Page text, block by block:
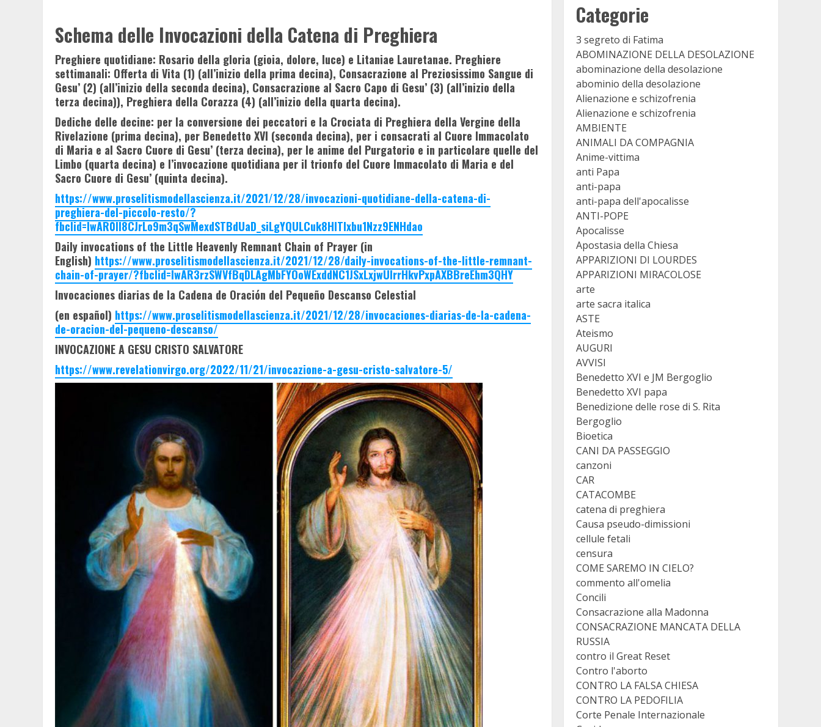
Schema delle Invocazioni della Catena di Preghiera
Preghiere quotidiane: Rosario della gloria (gioia, dolore, luce) e Litaniae Lauretanae. Preghiere
settimanali: Offerta di Vita (1) (all’inizio della prima decina), Consacrazione al Preziosissimo Sangue di
Gesu’ (2) (all’inizio della seconda decina), Consacrazione al Sacro Capo di Gesu’ (3) (all’inizio della
terza decina)), Preghiera della Corazza (4) (all’inizio della quarta decina).
Dediche delle decine: per la conversione dei peccatori e la Crociata di Preghiera della Vergine della
Rivelazione (prima decina), per Benedetto XVI (seconda decina), per i consacrati al Cuore Immacolato
di Maria e al Sacro Cuore di Gesu’ (terza decina), per le anime del Purgatorio e in particolare quelle del
Limbo (quarta decina) e l’invocazione quotidiana per il trionfo del Cuore Immacolato di Maria e del
Sacro Cuore di Gesu’ (quinta decina).
https://www.proselitismodellascienza.it/2021/12/28/invocazioni-quotidiane-della-catena-di-
preghiera-del-piccolo-resto/?
fbclid=IwAR0II8CJrLo9m3qSwMexdSTBdUaD_siLgYQULCuk8HITlxbu1Nzz9ENHdao
Daily invocations of the Little Heavenly Remnant Chain of Prayer (in
English) https://www.proselitismodellascienza.it/2021/12/28/daily-invocations-of-the-little-remnant-
chain-of-prayer/?fbclid=IwAR3rzSWVfBqDLAgMbFYOoWExddNC1JSxLxjwUlrrHkvPxpAXBBreEhm3QHY
Invocaciones diarias de la Cadena de Oración del Pequeño Descanso Celestial
(en español) https://www.proselitismodellascienza.it/2021/12/28/invocaciones-diarias-de-la-cadena-
de-oracion-del-pequeno-descanso/
INVOCAZIONE A GESU CRISTO SALVATORE
https://www.revelationvirgo.org/2022/11/21/invocazione-a-gesu-cristo-salvatore-5/
Categorie
3 segreto di Fatima
ABOMINAZIONE DELLA DESOLAZIONE
abominazione della desolazione
abominio della desolazione
Alienazione e schizofrenia
Alienazione e schizofrenia
AMBIENTE
ANIMALI DA COMPAGNIA
Anime-vittima
anti Papa
anti-papa
anti-papa dell'apocalisse
ANTI-POPE
Apocalisse
Apostasia della Chiesa
APPARIZIONI DI LOURDES
APPARIZIONI MIRACOLOSE
arte
arte sacra italica
ASTE
Ateismo
AUGURI
AVVISI
Benedetto XVI e JM Bergoglio
Benedetto XVI papa
Benedizione delle rose di S. Rita
Bergoglio
Bioetica
CANI DA PASSEGGIO
canzoni
CAR
CATACOMBE
catena di preghiera
Causa pseudo-dimissioni
cellule fetali
censura
COME SAREMO IN CIELO?
commento all'omelia
Concili
Consacrazione alla Madonna
CONSACRAZIONE MANCATA DELLA
RUSSIA
contro il Great Reset
Contro l'aborto
CONTRO LA FALSA CHIESA
CONTRO LA PEDOFILIA
Corte Penale Internazionale